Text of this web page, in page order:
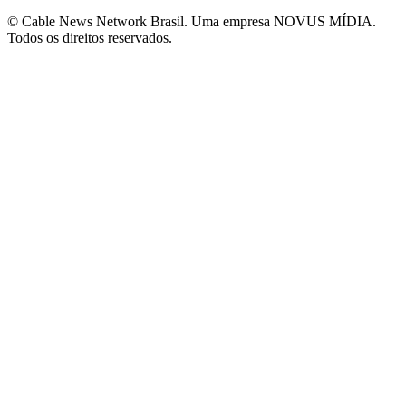
© Cable News Network Brasil. Uma empresa NOVUS MÍDIA.
Todos os direitos reservados.